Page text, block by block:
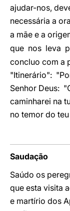
ajudar-nos,
necessária a
a mãe e a
que nos leva
concluo com a
"Itinerário":
Senhor Deus:
caminharei na
no temor do
Saudação
Saúdo os
que esta visita
e martírio dos